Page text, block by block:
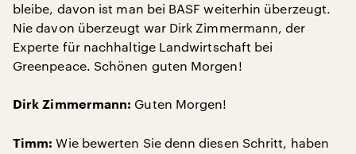
bleibe, davon ist man bei BASF weiterhin überzeugt.
Nie davon überzeugt war Dirk Zimmermann, der
Experte für nachhaltige Landwirtschaft bei
Greenpeace. Schönen guten Morgen!
Dirk Zimmermann: Guten Morgen!
Timm: Wie bewerten Sie denn diesen Schritt, haben